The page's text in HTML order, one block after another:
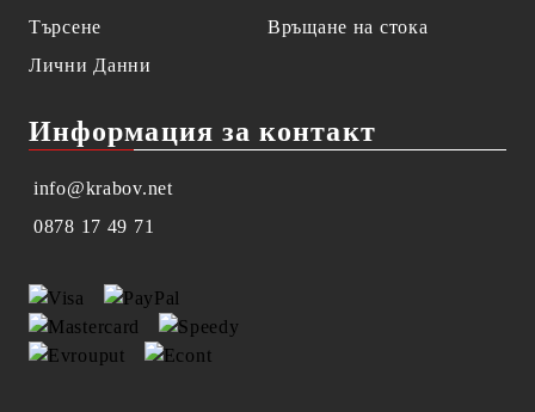
Търсене
Лични Данни
Връщане на стока
Информация за контакт
info@krabov.net
0878 17 49 71